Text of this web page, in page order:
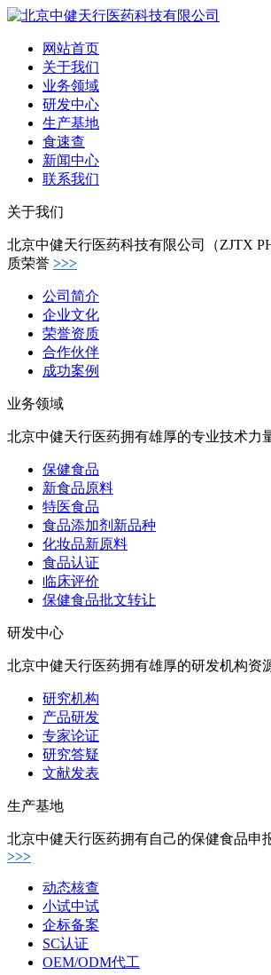
网站首页
关于我们
业务领域
研发中心
生产基地
食速查
新闻中心
联系我们
关于我们
北京中健天行医药科技有限公司（ZJTX
质荣誉 >>>
公司简介
企业文化
荣誉资质
合作伙伴
成功案例
业务领域
北京中健天行医药拥有雄厚的专业技术力
保健食品
新食品原料
特医食品
食品添加剂新品种
化妆品新原料
食品认证
临床评价
保健食品批文转让
研发中心
北京中健天行医药拥有雄厚的研发机构资
研究机构
产品研发
专家论证
研究答疑
文献发表
生产基地
北京中健天行医药拥有自己的保健食品申
>>>
动态核查
小试中试
企标备案
SC认证
OEM/ODM代工